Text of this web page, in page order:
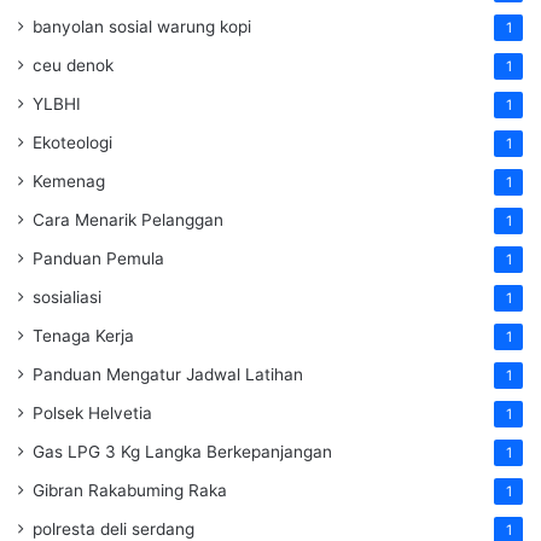
banyolan sosial warung kopi 1
ceu denok 1
YLBHI 1
Ekoteologi 1
Kemenag 1
Cara Menarik Pelanggan 1
Panduan Pemula 1
sosialiasi 1
Tenaga Kerja 1
Panduan Mengatur Jadwal Latihan 1
Polsek Helvetia 1
Gas LPG 3 Kg Langka Berkepanjangan 1
Gibran Rakabuming Raka 1
polresta deli serdang 1